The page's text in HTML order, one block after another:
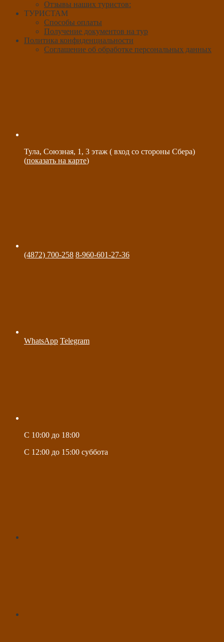
Отзывы наших туристов:
ТУРИСТАМ
Способы оплаты
Получение документов на тур
Политика конфиденциальности
Соглашение об обработке персональных данных
Тула, Союзная, 1, 3 этаж ( вход со стороны Сбера)
(показать на карте)
(4872) 700-258 8-960-601-27-36
WhatsApp Telegram
C 10:00 до 18:00
C 12:00 до 15:00 суббота